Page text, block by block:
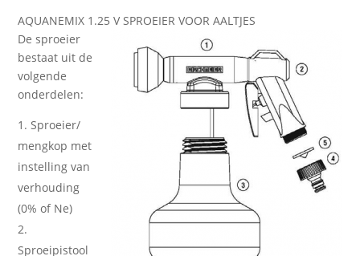
AQUANEMIX 1.25 V SPROEIER VOOR AALTJES
De sproeier
bestaat uit de
volgende
onderdelen:
Sproeier/
mengkop met
instelling van
verhouding
(0% of Ne)
Sproeipistool